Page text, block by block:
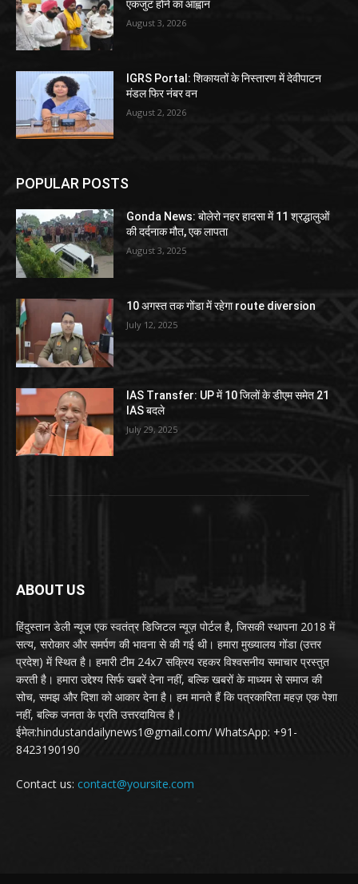
एकजुट होने का आह्वान
August 3, 2026
IGRS Portal: शिकायतों के निस्तारण में देवीपाटन
मंडल फिर नंबर वन
August 2, 2026
POPULAR POSTS
Gonda News: बोलेरो नहर हादसा में 11 श्रद्धालुओं
की दर्दनाक मौत, एक लापता
August 3, 2025
10 अगस्त तक गोंडा में रहेगा route diversion
July 12, 2025
IAS Transfer: UP में 10 जिलों के डीएम समेत 21
IAS बदले
July 29, 2025
ABOUT US
हिंदुस्तान डेली न्यूज एक स्वतंत्र डिजिटल न्यूज़ पोर्टल है, जिसकी स्थापना 2018 में
सत्य, सरोकार और समर्पण की भावना से की गई थी। हमारा मुख्यालय गोंडा (उत्तर
प्रदेश) में स्थित है। हमारी टीम 24x7 सक्रिय रहकर विश्वसनीय समाचार प्रस्तुत
करती है। हमारा उद्देश्य सिर्फ खबरें देना नहीं, बल्कि खबरों के माध्यम से समाज की
सोच, समझ और दिशा को आकार देना है। हम मानते हैं कि पत्रकारिता महज़ एक पेशा
नहीं, बल्कि जनता के प्रति उत्तरदायित्व है।
ईमेल:hindustandailynews1@gmail.com/ WhatsApp: +91-
8423190190
Contact us: contact@yoursite.com